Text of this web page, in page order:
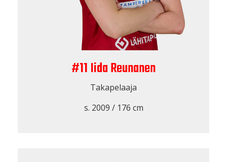
#11 Iida Reunanen
Takapelaaja
s. 2009 / 176 cm